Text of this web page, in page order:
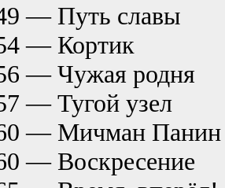
— Путь славы
— Кортик
— Чужая родня
— Тугой узел
— Мичман Панин
— Воскресение